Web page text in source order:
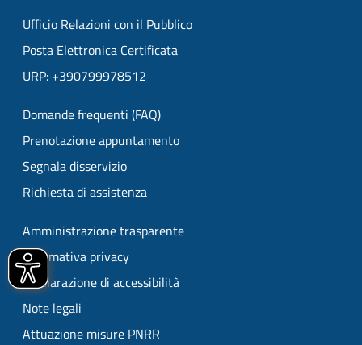
Ufficio Relazioni con il Pubblico
Posta Elettronica Certificata
URP: +390799978512
Domande frequenti (FAQ)
Prenotazione appuntamento
Segnala disservizio
Richiesta di assistenza
Amministrazione trasparente
Informativa privacy
Dichiarazione di accessibilità
Note legali
Attuazione misure PNRR